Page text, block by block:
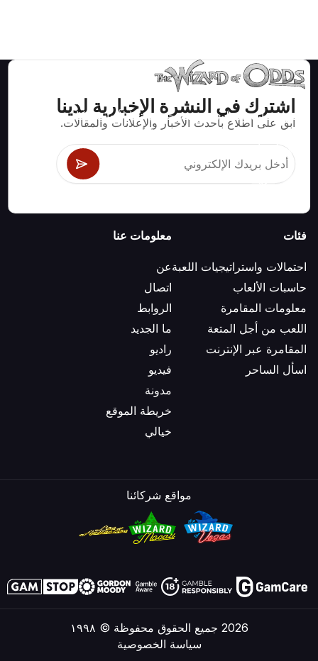
اشترك في النشرة الإخبارية لدينا
ابق على اطلاع بأحدث الأخبار والإعلانات والمقالات.
استراتيجيات ومعلومات صحيحة رياضيا لألعاب الكازينو مثل
البلاك جاك وكرابس والروليت ومئات الألعاب الأخرى التي
يمكن لعبها.
فئات
احتمالات واستراتيجيات اللعبة
حاسبات الألعاب
معلومات المقامرة
اللعب من أجل المتعة
المقامرة عبر الإنترنت
اسأل الساحر
معلومات عنا
عن
اتصال
الروابط
ما الجديد
راديو
فيديو
مدونة
خريطة الموقع
خيالي
مواقع شركائنا
2026 جميع الحقوق محفوظة © ١٩٩٨
سياسة الخصوصية